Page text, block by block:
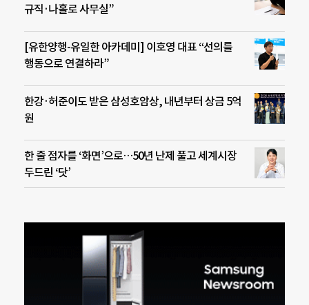
규직·나홀로 사무실”
[유한양행-유일한 아카데미] 이호영 대표 “선의를
행동으로 연결하라”
한강·허준이도 받은 삼성호암상, 내년부터 상금 5억
원
한 줄 점자를 ‘화면’으로…50년 난제 풀고 세계시장
두드린 ‘닷’